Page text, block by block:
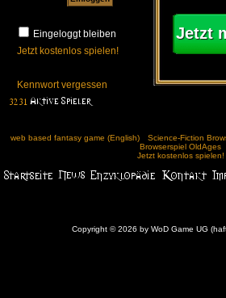
Eingeloggt bleiben
Jetzt kostenlos spielen!
Kennwort vergessen
Jetzt
web based fantasy game (English) Science-Fiction
Browserspiel OldAges
Jetzt kostenlos spielen!
Copyright © 2026 by WoD Game UG